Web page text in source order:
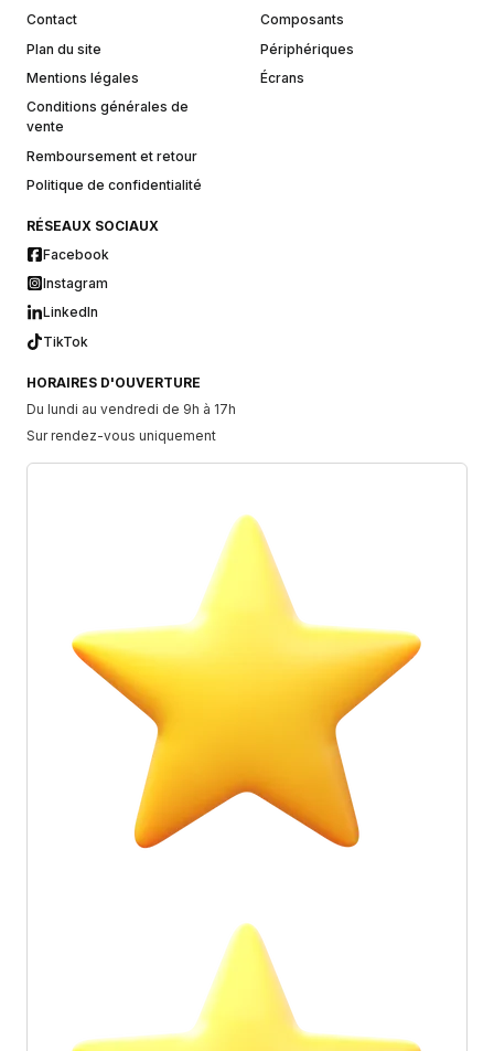
Contact
Plan du site
Mentions légales
Conditions générales de
vente
Remboursement et retour
Politique de confidentialité
Composants
Périphériques
Écrans
RÉSEAUX SOCIAUX
Facebook
Instagram
LinkedIn
TikTok
HORAIRES D'OUVERTURE
Du lundi au vendredi de 9h à 17h
Sur rendez-vous uniquement